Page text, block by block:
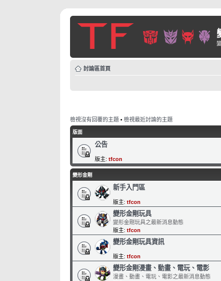
討論區首頁
檢視沒有回覆的主題 • 檢視最近討論的主題
版面
公告
版主: tfcon
變形金剛
新手入門區
版主: tfcon
變形金剛玩具
變形金剛玩具之最新消息動態
版主: tfcon
變形金剛玩具資訊
版主: tfcon
變形金剛漫畫、動畫、電玩、電影
漫畫、動畫、電玩、電影之最新消息動態